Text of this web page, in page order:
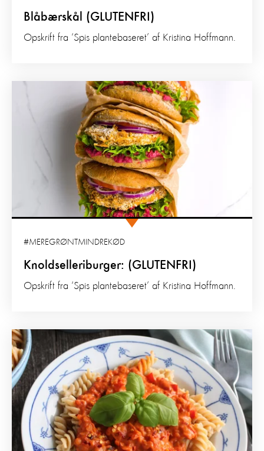
Blåbærskål (GLUTENFRI)
Opskrift fra ‘Spis plantebaseret’ af Kristina Hoffmann.
Knoldselleriburger: (GLUTENFRI)
#MEREGRØNTMINDREKØD
Opskrift fra ‘Spis plantebaseret’ af Kristina Hoffmann.